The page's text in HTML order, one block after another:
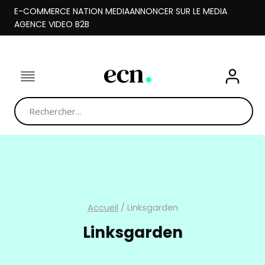
Aller
contenu
E-COMMERCE NATION MEDIAANNONCER SUR LE MEDIA
AGENCE VIDEO B2B
Accueil / Linksgarden
Linksgarden